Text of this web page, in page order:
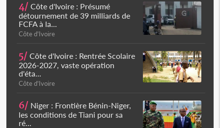
4/ Côte d'Ivoire : Présumé
détournement de 39 milliards de
FCFA à la...
Côte d'Ivoire
5/ Côte d'Ivoire : Rentrée Scolaire
2026-2027, vaste opération
d'éta...
Côte d'Ivoire
6/ Niger : Frontière Bénin-Niger,
les conditions de Tiani pour sa
ré...